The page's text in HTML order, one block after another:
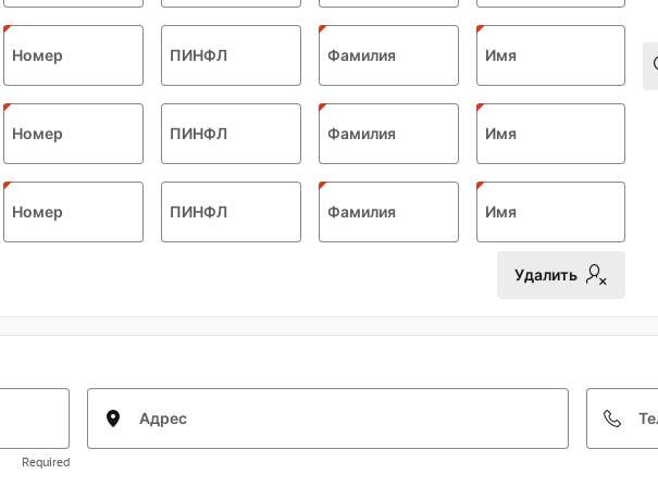
Номер ПИНФЛ Фамилия Имя
Номер ПИНФЛ Фамилия Имя
Номер ПИНФЛ Фамилия Имя
Удалить
Required
Адрес